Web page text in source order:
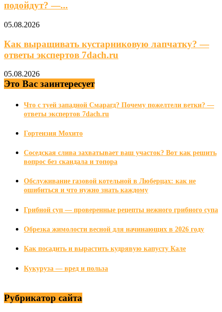
подойдут? —...
05.08.2026
Как выращивать кустарниковую лапчатку? —
ответы экспертов 7dach.ru
05.08.2026
Это Вас заинтересует
Что с туей западной Смарагд? Почему пожелтели ветки? —
ответы экспертов 7dach.ru
Гортензия Мохито
Соседская слива захватывает ваш участок? Вот как решить
вопрос без скандала и топора
Обслуживание газовой котельной в Люберцах: как не
ошибиться и что нужно знать каждому
Грибной суп — проверенные рецепты нежного грибного супа
Обрезка жимолости весной для начинающих в 2026 году
Как посадить и вырастить кудрявую капусту Кале
Кукуруза — вред и польза
Рубрикатор сайта